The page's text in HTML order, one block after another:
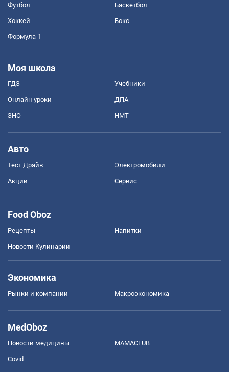
Футбол Баскетбол
Хоккей Бокс
Формула-1
Моя школа
ГДЗ Учебники
Онлайн уроки ДПА
ЗНО НМТ
Авто
Тест Драйв Электромобили
Акции Сервис
Food Oboz
Рецепты Напитки
Новости Кулинарии
Экономика
Рынки и компании Mакроэкономика
MedOboz
Новости медицины MAMACLUB
Covid